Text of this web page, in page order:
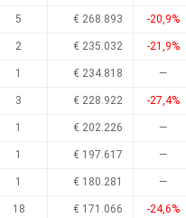
5 € 268.893 -20,9%
2 € 235.032 -21,9%
1 € 234.818 —
3 € 228.922 -27,4%
1 € 202.226 —
1 € 197.617 —
1 € 180.281 —
18 € 171.066 -24,6%